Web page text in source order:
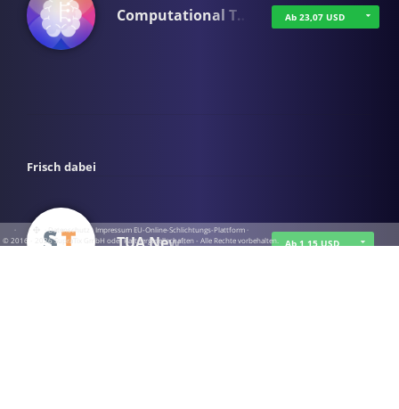
Computational T… Ab 23,07 USD
Frisch dabei
TUA News Ab 1,15 USD
· · ·Datenschutz ·Impressum EU-Online-Schlichtungs-Plattform·
© 2016 - 2026 SupraTix GmbH oder Partnergesellschaften - Alle Rechte vorbehalten.